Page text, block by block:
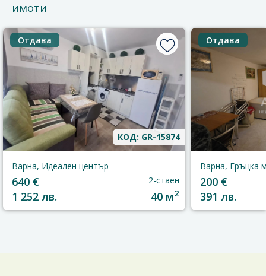
имоти
Отдава
КОД: GR-15874
Варна, Идеален център
640 €
1 252 лв.
2-стаен
40 м2
Отдава
Варна, Гръцка
200 €
391 лв.